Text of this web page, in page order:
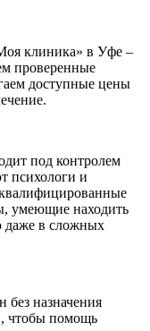
клиника» в Уфе –
проверенные
доступные цены
под контролем
психологи и
умеющие находить
даже в сложных
без назначения
чтобы помощь